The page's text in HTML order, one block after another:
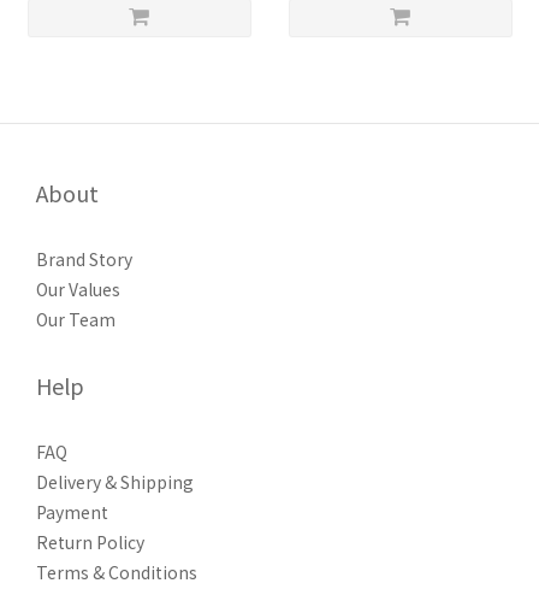
About
Brand Story
Our Values
Our Team
Help
FAQ
Delivery & Shipping
Payment
Return Policy
Terms & Conditions